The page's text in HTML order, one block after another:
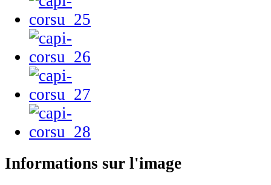
Informations sur l'image